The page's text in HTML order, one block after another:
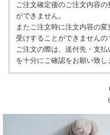
ご注文確定後のご注文内容
ができません。
またご注文時に注文内容の
受けすることができませんの
ご注文の際は、送付先・支払
を十分にご確認をお願い致し